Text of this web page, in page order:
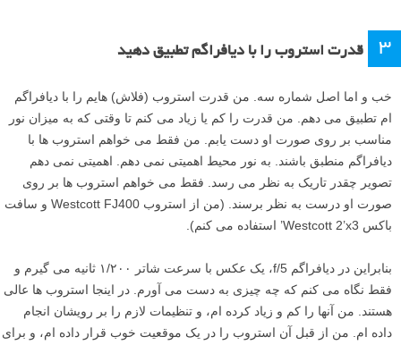
۳ قدرت استروب را با دیافراگم تطبیق دهید
خب و اما اصل شماره سه. من قدرت استروب (فلاش) هایم را با دیافراگم
ام تطبیق می دهم. من قدرت را کم یا زیاد می کنم تا وقتی که به میزان نور
مناسب بر روی صورت او دست یابم. من فقط می خواهم استروب ها با
دیافراگم منطبق باشند. به نور محیط اهمیتی نمی دهم. اهمیتی نمی دهم
تصویر چقدر تاریک به نظر می رسد. فقط می خواهم استروب ها بر روی
صورت او درست به نظر برسند. (من از استروب Westcott FJ400 و سافت
باکس Westcott 2’x3’ استفاده می کنم).
بنابراین در دیافراگم f/5، یک عکس با سرعت شاتر ۱/۲۰۰ ثانیه می گیرم و
فقط نگاه می کنم که چه چیزی به دست می آورم. در اینجا استروب ها عالی
هستند. من آنها را کم و زیاد کرده ام، و تنظیمات لازم را بر رویشان انجام
داده ام. من از قبل آن استروب را در یک موقعیت خوب قرار داده ام، و برای